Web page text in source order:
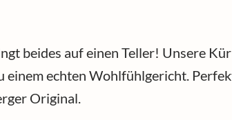
beides auf einen Teller! Unsere
einem echten Wohlfühlgericht.
Original.